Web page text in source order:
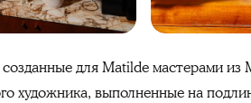
для Matilde мастерами
художника, выполненные на